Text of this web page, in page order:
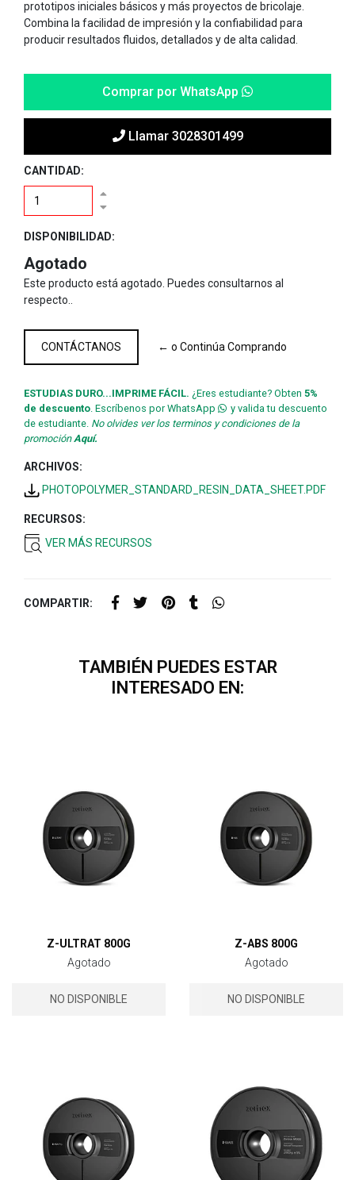
prototipos iniciales básicos y más proyectos de bricolaje.
Combina la facilidad de impresión y la confiabilidad para
producir resultados fluidos, detallados y de alta calidad.
Comprar por WhatsApp
Llamar 3028301499
CANTIDAD:
DISPONIBILIDAD:
Agotado
Este producto está agotado. Puedes consultarnos al
respecto..
CONTÁCTANOS ← o Continúa Comprando
ESTUDIAS DURO...IMPRIME FÁCIL. ¿Eres estudiante? Obten 5%
de descuento . Escríbenos por WhatsApp
y valida tu descuento
de estudiante. No olvides ver los terminos y condiciones de la
promoción Aquí.
ARCHIVOS:
PHOTOPOLYMER_STANDARD_RESIN_DATA_SHEET.PDF
RECURSOS:
VER MÁS RECURSOS
COMPARTIR:
TAMBIÉN PUEDES ESTAR
INTERESADO EN:
Z-ULTRAT 800G
Agotado
NO DISPONIBLE
Z-ABS 800G
Agotado
NO DISPONIBLE